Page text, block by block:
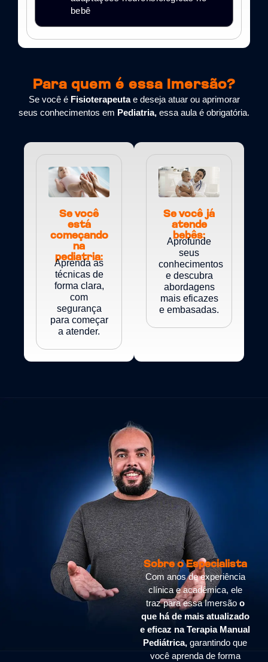
bebê
Para quem é essa Imersão?
Se você é Fisioterapeutae deseja atuar ou aprimorar
seus conhecimentos em Pediatria, essa aula é obrigatória.
Se você
está
começando
na
pediatria:
Aprenda as
técnicas de
forma clara,
com
segurança
para começar
a atender.
Se você já
atende
bebês:
Aprofunde
seus
conhecimentos
e descubra
abordagens
mais eficazes
e embasadas.
Sobre o Especialista
Com anos de experiência
clínica e acadêmica, ele
traz para essa Imersão o
que há de mais atualizado
e eficaz na Terapia Manual
Pediátrica, garantindo que
você aprenda de forma